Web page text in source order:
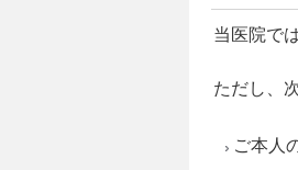
当医院で
ただし、
ご本人